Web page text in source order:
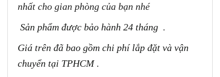
nhất cho gian phòng của bạn nhé
Sản phẩm được bảo hành 24 tháng .
Giá trên đã bao gồm chi phí lắp đặt và vận
chuyển tại TPHCM .